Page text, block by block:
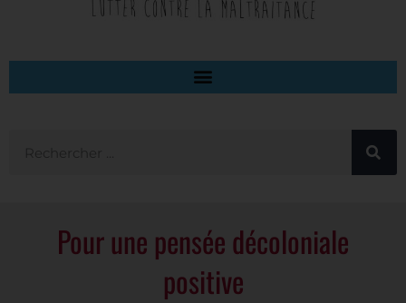
Pour une pensée décoloniale
positive